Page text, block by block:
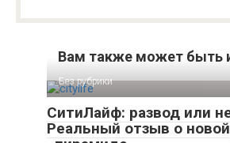
Вам также может быть
Без рубрики
СитиЛайф: развод или
Реальный отзыв о новой